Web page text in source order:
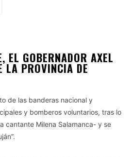
EL GOBERNADOR AXEL
LA PROVINCIA DE
de las banderas nacional y
y bomberos voluntarios, tras lo
cantante Milena Salamanca- y se